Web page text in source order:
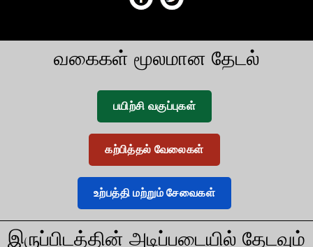
வகைகள் மூலமான தேடல்
பயிற்சி வகுப்புகள்
கற்பித்தல் வேலைகள்
உற்பத்தி மற்றும் சேவைகள்
இருப்பிடத்தின் அடிப்படையில் தேடவும்